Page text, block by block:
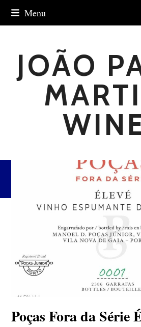
Menu
JOÃO
Poças Fora da Série